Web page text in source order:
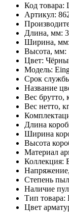
Код товара:
Артикул:
Длина, мм:
Ширина, мм:
Высота, мм:
Цвет:
Модель:
Срок
Название
Вес брутто,
Вес нетто,
Длина
Ширина
Высота
Материал
Коллекция:
Степень
Наличие
Тип товара:
Цвет